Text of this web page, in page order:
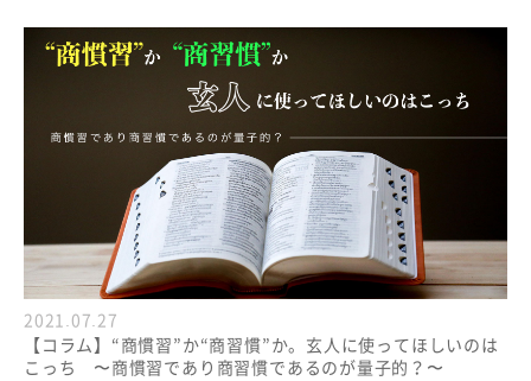
2021.07.27
【コラム】“商慣習”か“商習慣”か。玄人に使ってほしいのは
こっち 〜商慣習であり商習慣であるのが量子的？〜